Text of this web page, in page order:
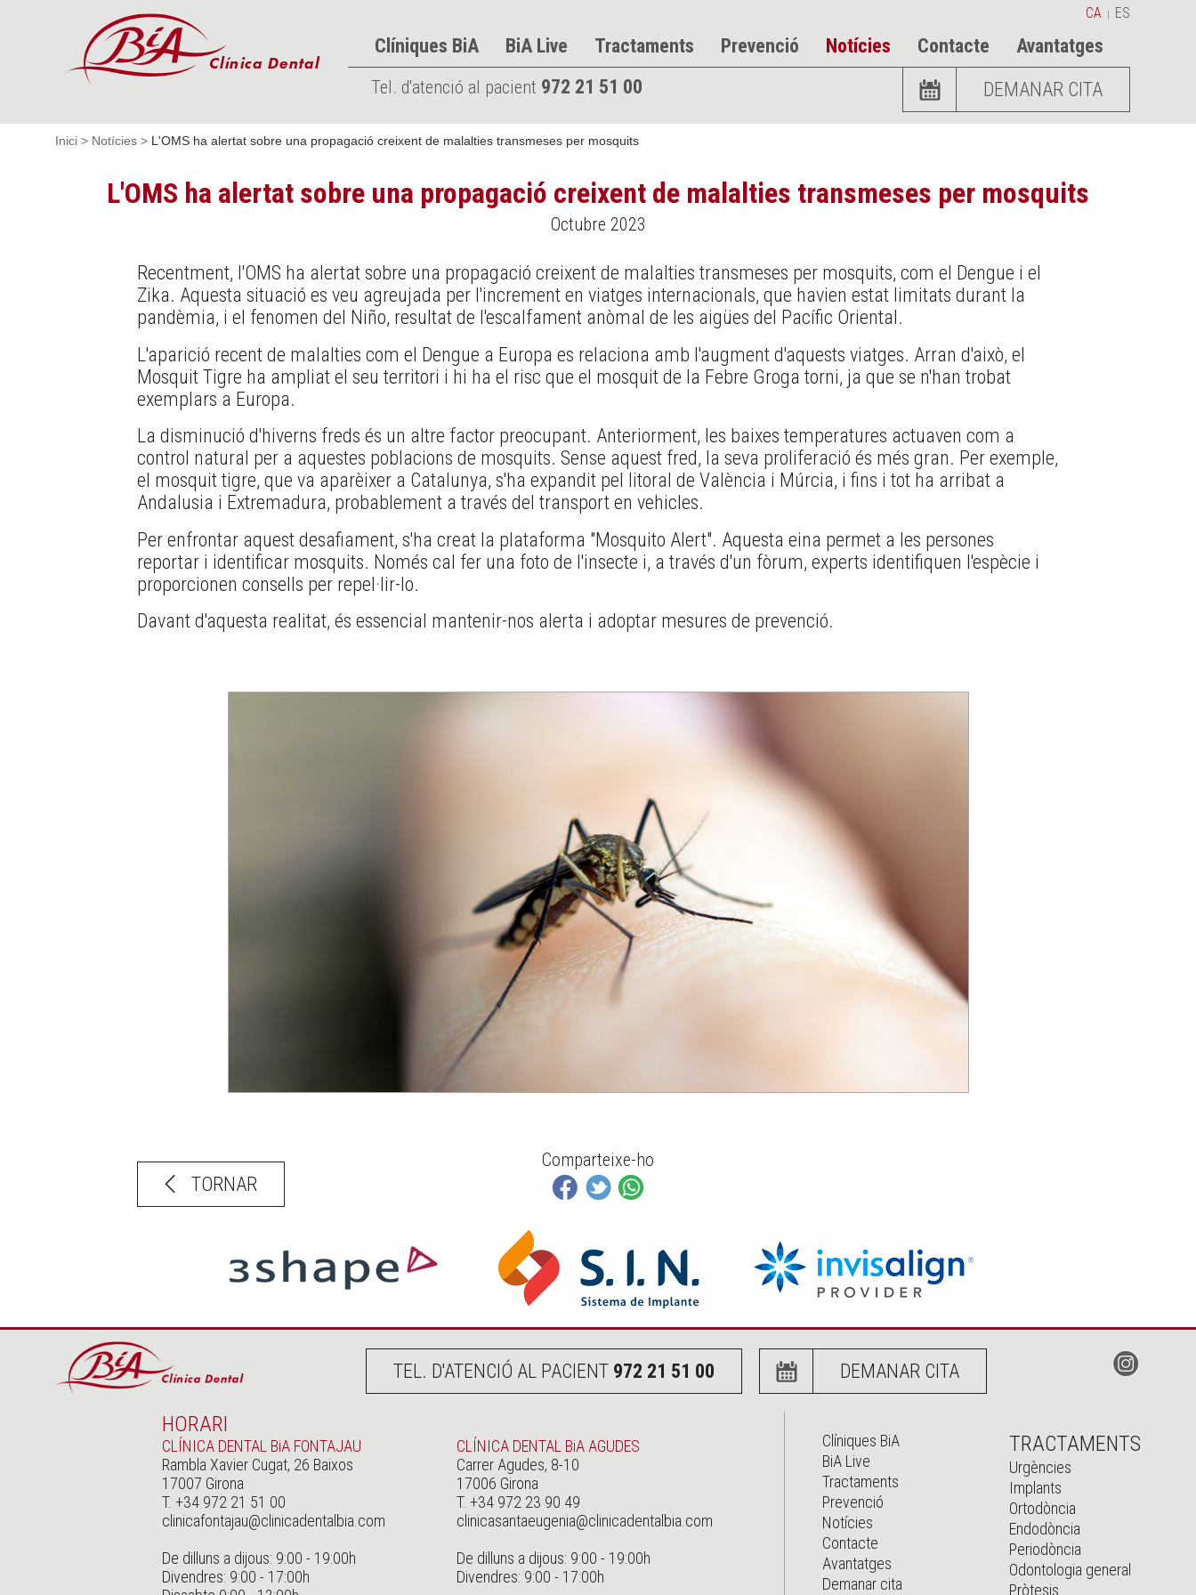
CA | ES
Clíniques BiA BiA Live Tractaments Prevenció Notícies Contacte Avantatges
Tel. d'atenció al pacient 972 21 51 00 DEMANAR CITA
Inici > Notícies > L'OMS ha alertat sobre una propagació creixent de malalties transmeses per mosquits
L'OMS ha alertat sobre una propagació creixent de malalties transmeses per mosquits
Octubre 2023
Recentment, l'OMS ha alertat sobre una propagació creixent de malalties transmeses per mosquits, com el Dengue i el
Zika. Aquesta situació es veu agreujada per l'increment en viatges internacionals, que havien estat limitats durant la
pandèmia, i el fenomen del Niño, resultat de l'escalfament anòmal de les aigües del Pacífic Oriental.
L'aparició recent de malalties com el Dengue a Europa es relaciona amb l'augment d'aquests viatges. Arran d'això, el
Mosquit Tigre ha ampliat el seu territori i hi ha el risc que el mosquit de la Febre Groga torni, ja que se n'han trobat
exemplars a Europa.
La disminució d'hiverns freds és un altre factor preocupant. Anteriorment, les baixes temperatures actuaven com a
control natural per a aquestes poblacions de mosquits. Sense aquest fred, la seva proliferació és més gran. Per exemple,
el mosquit tigre, que va aparèixer a Catalunya, s'ha expandit pel litoral de València i Múrcia, i fins i tot ha arribat a
Andalusia i Extremadura, probablement a través del transport en vehicles.
Per enfrontar aquest desafiament, s'ha creat la plataforma "Mosquito Alert". Aquesta eina permet a les persones
reportar i identificar mosquits. Només cal fer una foto de l'insecte i, a través d'un fòrum, experts identifiquen l'espècie i
proporcionen consells per repel·lir-lo.
Davant d'aquesta realitat, és essencial mantenir-nos alerta i adoptar mesures de prevenció.
TORNAR
Comparteixe-ho
TEL. D'ATENCIÓ AL PACIENT 972 21 51 00 DEMANAR CITA
HORARI
CLÍNICA DENTAL BiA FONTAJAU
Rambla Xavier Cugat, 26 Baixos
17007 Girona
T. +34 972 21 51 00
clinicafontajau@clinicadentalbia.com
De dilluns a dijous: 9:00 - 19:00h
Divendres: 9:00 - 17:00h
CLÍNICA DENTAL BiA AGUDES
Carrer Agudes, 8-10
17006 Girona
T. +34 972 23 90 49
clinicasantaeugenia@clinicadentalbia.com
De dilluns a dijous: 9:00 - 19:00h
Divendres: 9:00 - 17:00h
Clíniques BiA
BiA Live
Tractaments
Prevenció
Notícies
Contacte
Avantatges
Demanar cita
TRACTAMENTS
Urgències
Implants
Ortodòncia
Endodòncia
Periodòncia
Odontologia general
Pròtesis